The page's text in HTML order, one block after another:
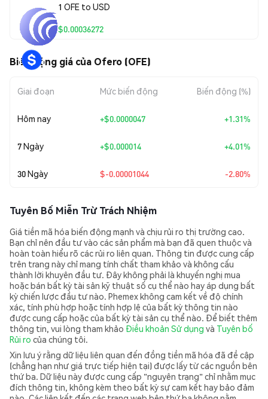
1 OFE to USD
$0.00036272
Biến động giá của Ofero (OFE)
Giai đoạn Mức biến động Biến động (%)
Hôm nay +$0.0000047 +1.31%
7 Ngày +$0.000014 +4.01%
30 Ngày $-0.00001044 -2.80%
Tuyên Bố Miễn Trừ Trách Nhiệm
Giá tiền mã hóa biến động mạnh và chịu rủi ro thị trường cao.
Bạn chỉ nên đầu tư vào các sản phẩm mà bạn đã quen thuộc và
hoàn toàn hiểu rõ các rủi ro liên quan. Thông tin được cung cấp
trên trang này chỉ mang tính chất tham khảo và không cấu
thành lời khuyên đầu tư. Đây không phải là khuyến nghị mua
hoặc bán bất kỳ tài sản kỹ thuật số cụ thể nào hay áp dụng bất
kỳ chiến lược đầu tư nào. Phemex không cam kết về độ chính
xác, tính phù hợp hoặc tính hợp lệ của bất kỳ thông tin nào
được cung cấp hoặc của bất kỳ tài sản cụ thể nào. Để biết thêm
thông tin, vui lòng tham khảo Điều khoản Sử dụng và Tuyên bố
Rủi ro của chúng tôi.
Xin lưu ý rằng dữ liệu liên quan đến đồng tiền mã hóa đã đề cập
(chẳng hạn như giá trực tiếp hiện tại) được lấy từ các nguồn bên
thứ ba. Dữ liệu này được cung cấp "nguyên trạng" chỉ nhằm mục
đích thông tin, không kèm theo bất kỳ sự cam kết hay bảo đảm